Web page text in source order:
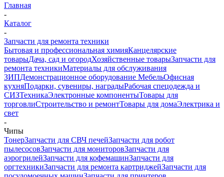
Главная
-
Каталог
-
Запчасти для ремонта техники
Бытовая и профессиональная химияКанцелярские
товарыДача, сад и огородХозяйственные товарыЗапчасти для
ремонта техникиМатериалы для обслуживания
ЗИПДемонстрационное оборудование МебельОфисная
кухняПодарки, сувениры, наградыРабочая спецодежда и
СИЗТехникаЭлектронные компонентыТовары для
торговлиСтроительство и ремонтТовары для домаЭлектрика и
свет
-
Чипы
ТонерЗапчасти для СВЧ печейЗапчасти для робот
пылесосовЗапчасти для мониторовЗапчасти для
аэрогрилейЗапчасти для кофемашинЗапчасти для
оргтехникиЗапчасти для ремонта картриджейЗапчасти для